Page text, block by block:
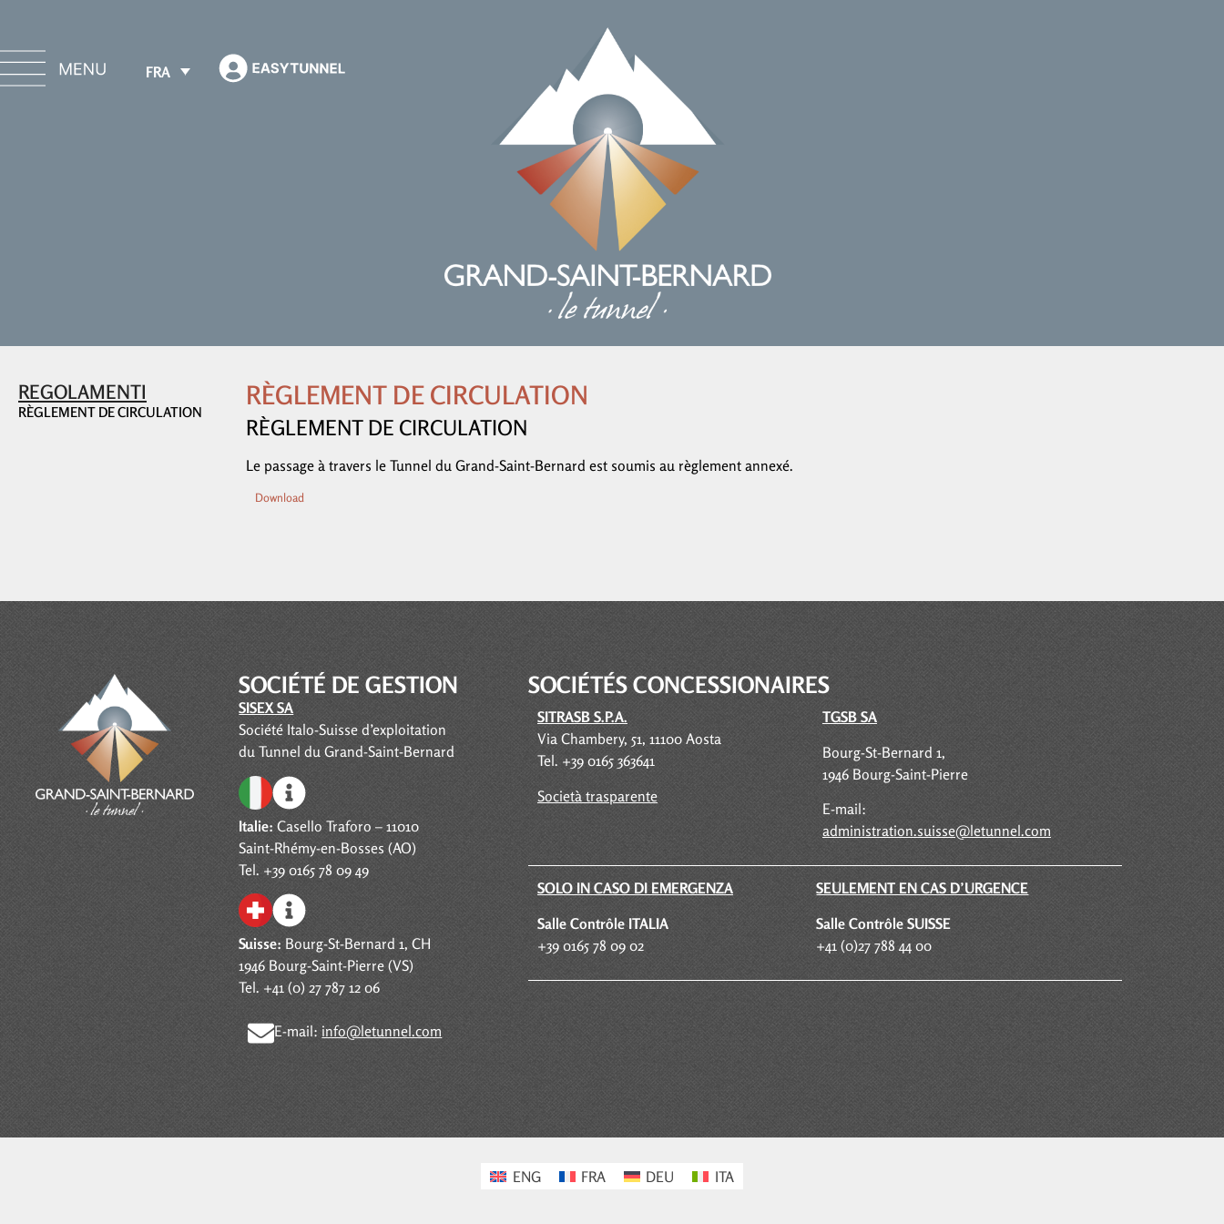
FRA
REGOLAMENTI
RÈGLEMENT DE CIRCULATION
RÈGLEMENT DE CIRCULATION
RÈGLEMENT DE CIRCULATION
Le passage à travers le Tunnel du Grand-Saint-Bernard est soumis au règlement annexé.
Download
SOCIÉTÉ DE GESTION
SISEX SA
Société Italo-Suisse d’exploitation
du Tunnel du Grand-Saint-Bernard
Italie: Casello Traforo – 11010
Saint-Rhémy-en-Bosses (AO)
Tel. +39 0165 78 09 49
Suisse: Bourg-St-Bernard 1, CH
1946 Bourg-Saint-Pierre (VS)
Tel. +41 (0) 27 787 12 06
E-mail: info@letunnel.com
SOCIÉTÉS CONCESSIONAIRES
SITRASB S.P.A.
Via Chambery, 51, 11100 Aosta
Tel. +39 0165 363641
Società trasparente
TGSB SA
Bourg-St-Bernard 1,
1946 Bourg-Saint-Pierre
E-mail:
administration.suisse@letunnel.com
SOLO IN CASO DI EMERGENZA
Salle ContrôleITALIA
+39 0165 78 09 02
SEULEMENT EN CAS D’URGENCE
Salle Contrôle SUISSE
+41 (0)27 788 44 00
ENG FRA DEU ITA